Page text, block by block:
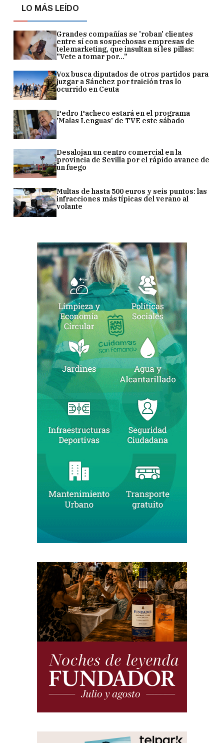
LO MÁS LEÍDO
Grandes compañías se 'roban' clientes
entre sí con sospechosas empresas de
telemarketing, que insultan si les pillas:
"Vete a tomar por..."
Vox busca diputados de otros partidos para
juzgar a Sánchez por traición tras lo
ocurrido en Ceuta
Pedro Pacheco estará en el programa
'Malas Lenguas' de TVE este sábado
Desalojan un centro comercial en la
provincia de Sevilla por el rápido avance de
un fuego
Multas de hasta 500 euros y seis puntos: las
infracciones más típicas del verano al
volante